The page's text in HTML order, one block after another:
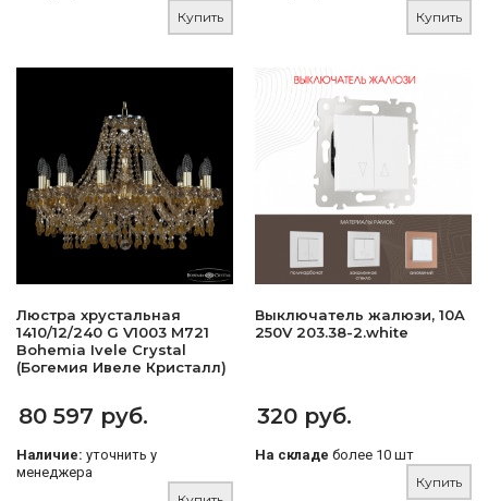
Купить
Купить
Люстра хрустальная
1410/12/240 G V1003 M721
Bohemia Ivele Crystal
(Богемия Ивеле Кристалл)
80 597 руб.
Наличие: уточнить у
менеджера
Выключатель жалюзи, 10A
250V 203.38-2.white
320 руб.
На складе более 10 шт
Купить